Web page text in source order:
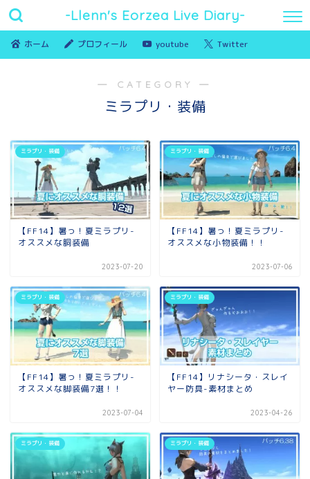
-Llenn's Eorzea Live Diary-
ホーム プロフィール youtube Twitter
― CATEGORY ―
ミラプリ・装備
ミラプリ・装備
【FF14】暑っ！夏ミラプリ-
オススメな胴装備
2023-07-20
ミラプリ・装備
【FF14】暑っ！夏ミラプリ-
オススメな小物装備！！
2023-07-06
ミラプリ・装備
【FF14】暑っ！夏ミラプリ-
オススメな脚装備7選！！
2023-07-04
ミラプリ・装備
【FF14】リナシータ・スレイ
ヤー防具-素材まとめ
2023-04-26
ミラプリ・装備 ミラプリ・装備